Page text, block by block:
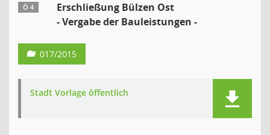
Ö 4
Erschließung Bülzen Ost
- Vergabe der Bauleistungen -
017/2015
Stadt Vorlage öffentlich